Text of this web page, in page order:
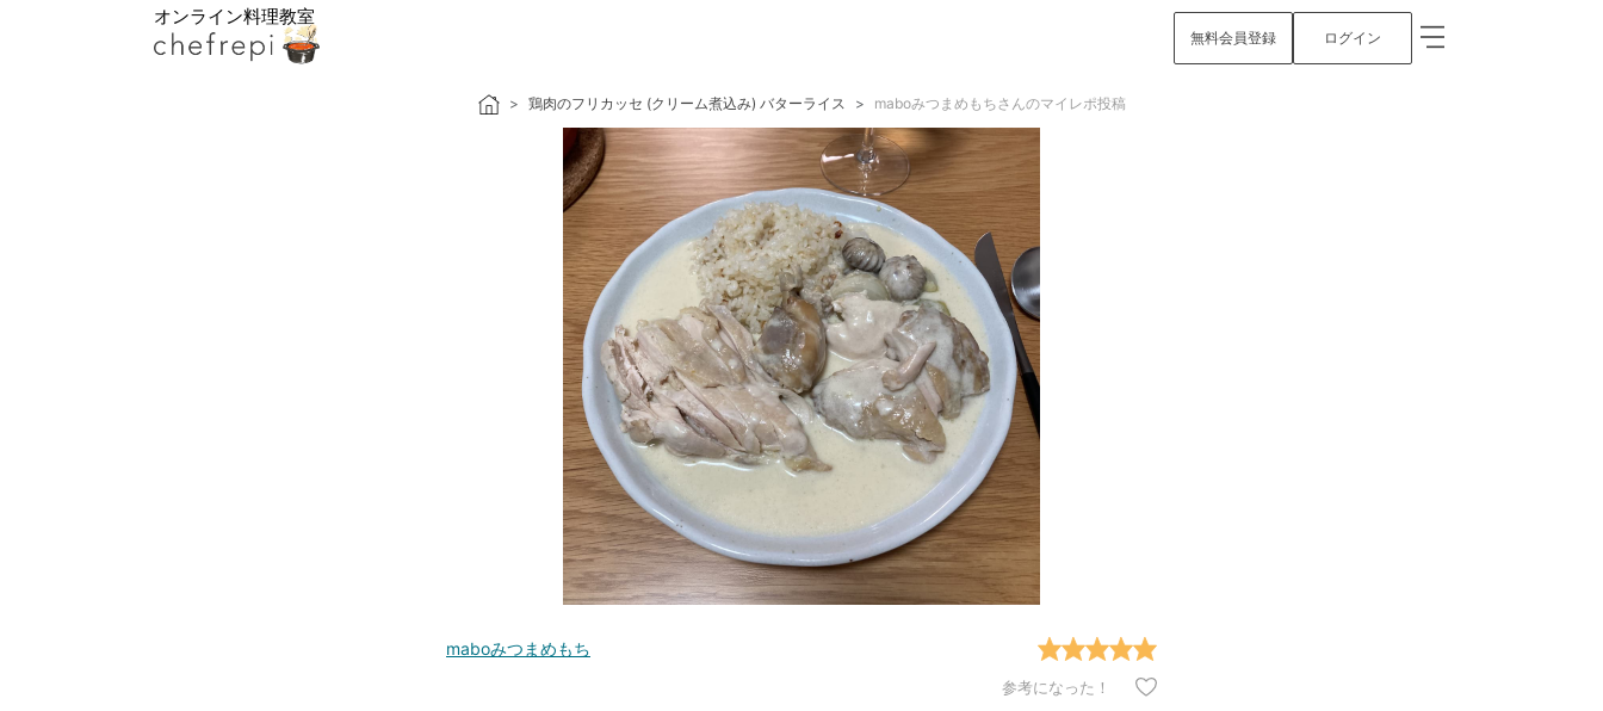
オンライン料理教室
無料会員登録 ログイン
鶏肉のフリカッセ (クリーム煮込み) バターライス maboみつまめもちさんのマイレポ投稿
maboみつまめもち
参考になった！